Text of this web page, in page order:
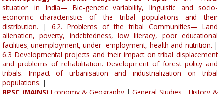
situation in India— Bio-genetic variability, linguistic and socio-
economic characteristics of the tribal populations and their
distribution. | 6.2. Problems of the tribal Communities— Land
alienation, poverty, indebtedness, low literacy, poor educational
facilities, unemployment, under- employment, health and nutrition. |
6.3 Developmental projects and their impact on tribal displacement
and problems of rehabilitation. Development of forest policy and
tribals. Impact of urbanisation and industrialization on tribal
populations. |
BPSC (MAINS) Economy & Geography|General Studies - History &